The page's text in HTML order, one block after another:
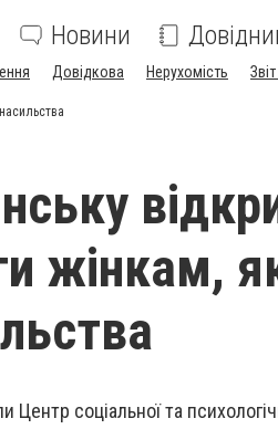
Новини
Довідкова Нерухомість
жінкам,
Центр соціальної та